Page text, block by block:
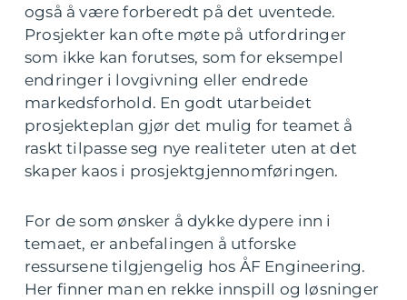
også å være forberedt på det uventede.
Prosjekter kan ofte møte på utfordringer
som ikke kan forutses, som for eksempel
endringer i lovgivning eller endrede
markedsforhold. En godt utarbeidet
prosjekteplan gjør det mulig for teamet å
raskt tilpasse seg nye realiteter uten at det
skaper kaos i prosjektgjennomføringen.
For de som ønsker å dykke dypere inn i
temaet, er anbefalingen å utforske
ressursene tilgjengelig hos ÅF Engineering.
Her finner man en rekke innspill og løsninger